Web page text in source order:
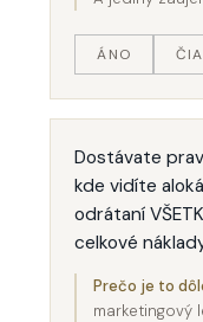
ÁNO
Dostávate
kde vidíte
odrátaní
celkové
Prečo je to
marketingový